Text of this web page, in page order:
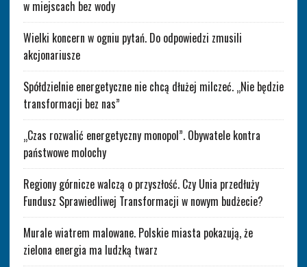
w miejscach bez wody
Wielki koncern w ogniu pytań. Do odpowiedzi zmusili
akcjonariusze
Spółdzielnie energetyczne nie chcą dłużej milczeć. „Nie będzie
transformacji bez nas”
„Czas rozwalić energetyczny monopol”. Obywatele kontra
państwowe molochy
Regiony górnicze walczą o przyszłość. Czy Unia przedłuży
Fundusz Sprawiedliwej Transformacji w nowym budżecie?
Murale wiatrem malowane. Polskie miasta pokazują, że
zielona energia ma ludzką twarz